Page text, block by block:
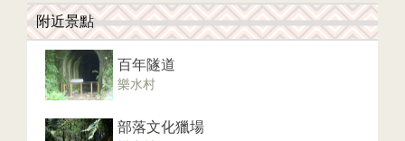
附近景點
百年隧道
樂水村
部落文化獵場